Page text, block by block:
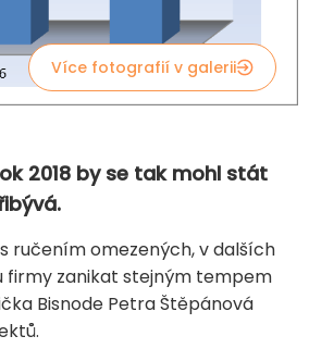
Více fotografií v galerii
2018 by se tak mohl stát
ručením omezených, v dalších
firmy zanikat stejným tempem
Bisnode Petra Štěpánová